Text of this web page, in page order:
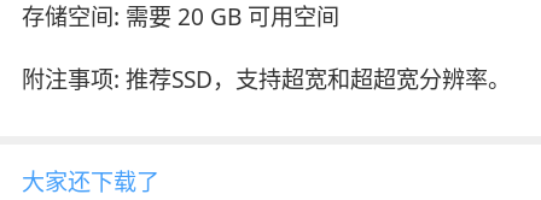
存储空间: 需要 20 GB 可用空间
附注事项: 推荐SSD，支持超宽和超超宽分辨率。
大家还下载了